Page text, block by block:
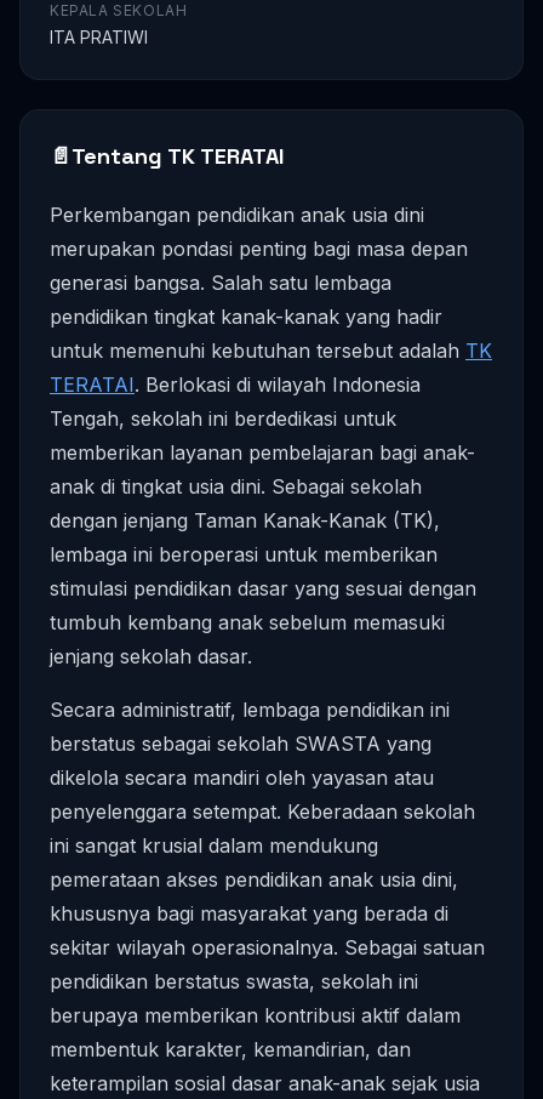
KEPALA SEKOLAH
ITA PRATIWI
📄Tentang TK TERATAI
Perkembangan pendidikan anak usia dini
merupakan pondasi penting bagi masa depan
generasi bangsa. Salah satu lembaga
pendidikan tingkat kanak-kanak yang hadir
untuk memenuhi kebutuhan tersebut adalah TK
TERATAI. Berlokasi di wilayah Indonesia
Tengah, sekolah ini berdedikasi untuk
memberikan layanan pembelajaran bagi anak-
anak di tingkat usia dini. Sebagai sekolah
dengan jenjang Taman Kanak-Kanak (TK),
lembaga ini beroperasi untuk memberikan
stimulasi pendidikan dasar yang sesuai dengan
tumbuh kembang anak sebelum memasuki
jenjang sekolah dasar.
Secara administratif, lembaga pendidikan ini
berstatus sebagai sekolah SWASTA yang
dikelola secara mandiri oleh yayasan atau
penyelenggara setempat. Keberadaan sekolah
ini sangat krusial dalam mendukung
pemerataan akses pendidikan anak usia dini,
khususnya bagi masyarakat yang berada di
sekitar wilayah operasionalnya. Sebagai satuan
pendidikan berstatus swasta, sekolah ini
berupaya memberikan kontribusi aktif dalam
membentuk karakter, kemandirian, dan
keterampilan sosial dasar anak-anak sejak usia